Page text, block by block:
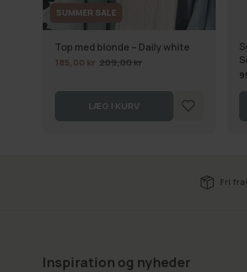
SUMMER SALE
Top med blonde – Daily white
185,00 kr 209,00 kr
LÆG I KURV
Fri
Inspiration og nyheder